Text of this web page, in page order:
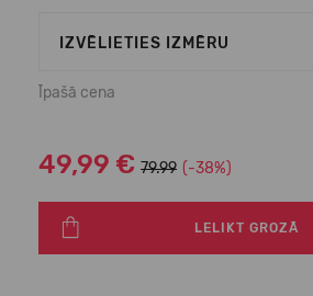
IZVĒLIETIES IZMĒRU
Īpašā cena
49,99 € 79.99 (-38%)
LELIKT GROZĀ